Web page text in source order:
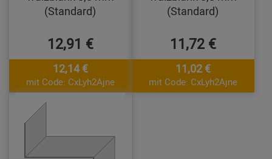
(Standard)
12,91 €
12,14 €
mit Code: CxLyh2Ajne
(Standard)
11,72 €
11,02 €
mit Code: CxLyh2Ajne